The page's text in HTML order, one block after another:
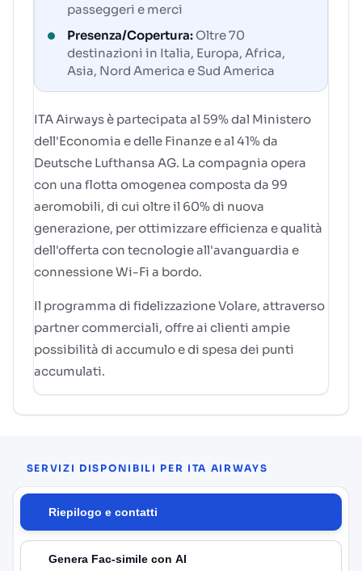
passeggeri e merci
Presenza/Copertura: Oltre 70
destinazioni in Italia, Europa, Africa,
Asia, Nord America e Sud America
ITA Airways è partecipata al 59% dal Ministero
dell'Economia e delle Finanze e al 41% da
Deutsche Lufthansa AG. La compagnia opera
con una flotta omogenea composta da 99
aeromobili, di cui oltre il 60% di nuova
generazione, per ottimizzare efficienza e qualità
dell'offerta con tecnologie all'avanguardia e
connessione Wi-Fi a bordo.
Il programma di fidelizzazione Volare, attraverso
partner commerciali, offre ai clienti ampie
possibilità di accumulo e di spesa dei punti
accumulati.
SERVIZI DISPONIBILI PER ITA AIRWAYS
Riepilogo e contatti
Genera Fac-simile con AI